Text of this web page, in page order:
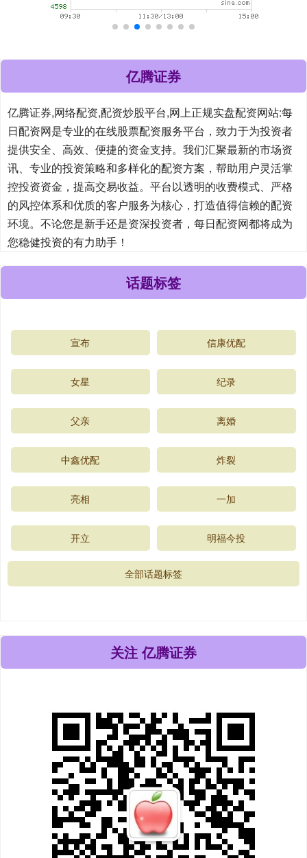
亿腾证券
亿腾证券,网络配资,配资炒股平台,网上正规实盘配资网站:每
日配资网是专业的在线股票配资服务平台，致力于为投资者
提供安全、高效、便捷的资金支持。我们汇聚最新的市场资
讯、专业的投资策略和多样化的配资方案，帮助用户灵活掌
控投资资金，提高交易收益。平台以透明的收费模式、严格
的风控体系和优质的客户服务为核心，打造值得信赖的配资
环境。不论您是新手还是资深投资者，每日配资网都将成为
您稳健投资的有力助手！
话题标签
宣布 信康优配
女星 纪录
父亲 离婚
中鑫优配 炸裂
亮相 一加
开立 明福今投
全部话题标签
关注 亿腾证券